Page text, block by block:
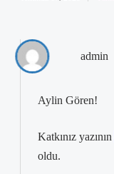
admin
Aylin Gören!
Katkınız yazının
oldu.